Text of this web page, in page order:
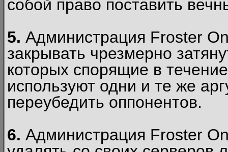
собой право поставить
5. Администрация Froster
закрывать чрезмерно
которых спорящие в
используют одни и те же
переубедить оппонентов.
6. Администрация Froster